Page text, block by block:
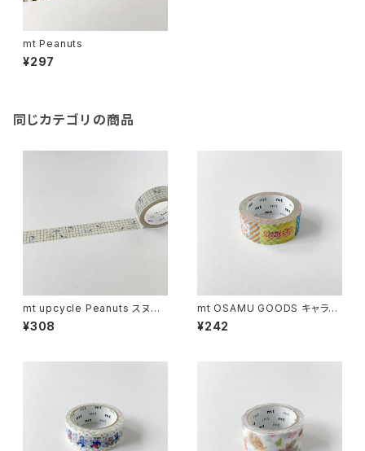
mt Peanuts
¥297
同じカテゴリの商品
mt upcycle Peanuts スヌー
ピーとチェック
¥308
mt OSAMU GOODS キャラク
ターパターン
¥242